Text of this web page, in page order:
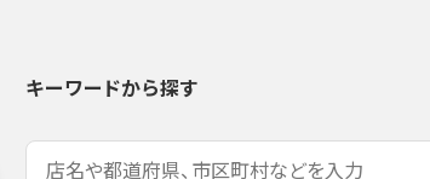
キーワードから探す